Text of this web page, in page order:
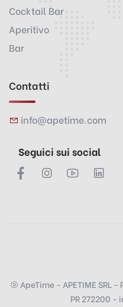
Cocktail Bar
Aperitivo
Bar
Contatti
info@apetime.com
Seguici sui social
ApeTime - APETIME SRL
PR 272200 -